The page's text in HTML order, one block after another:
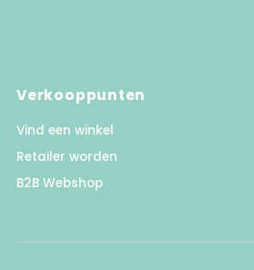
Verkooppunten
Vind een winkel
Retailer worden
B2B Webshop